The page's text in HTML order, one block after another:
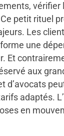
vérifier
petit rituel
Les
une
Et
aux
d’avocats
adaptés.
en